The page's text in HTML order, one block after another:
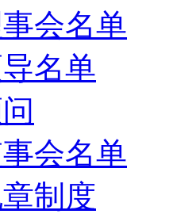
会名单
名单
会名单
制度